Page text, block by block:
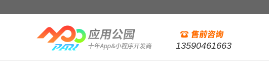
13590461663